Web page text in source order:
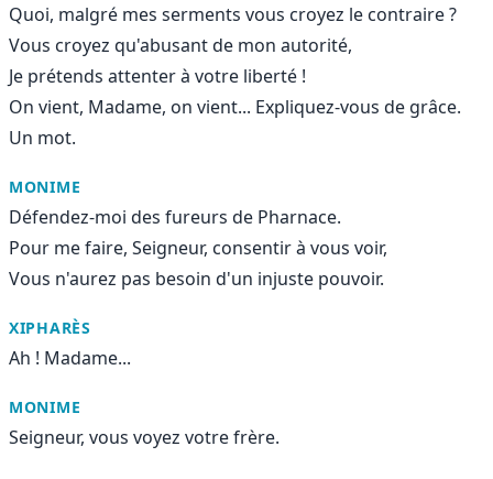
Quoi, malgré mes serments vous croyez le contraire ?
Vous croyez qu'abusant de mon autorité,
Je prétends attenter à votre liberté !
On vient, Madame, on vient... Expliquez-vous de grâce.
Un mot.
MONIME
Défendez-moi des fureurs de Pharnace.
Pour me faire, Seigneur, consentir à vous voir,
Vous n'aurez pas besoin d'un injuste pouvoir.
XIPHARÈS
Ah ! Madame...
MONIME
Seigneur, vous voyez votre frère.